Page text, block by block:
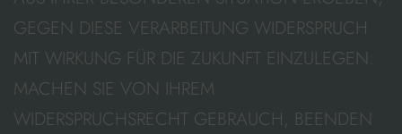
GEGEN DIESE VERARBEITUNG WIDERSPRUCH
MIT WIRKUNG FÜR DIE ZUKUNFT EINZULEGEN.
MACHEN SIE VON IHREM
WIDERSPRUCHSRECHT GEBRAUCH, BEENDEN